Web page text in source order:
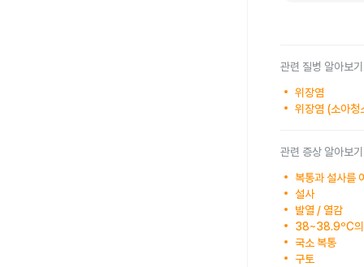
관련 질병 알아보기
위장염
위장염 (소아청
관련 증상 알아보기
복통과 설사를
설사
발열 / 열감
38~38.9ºC의
국소 복통
구토